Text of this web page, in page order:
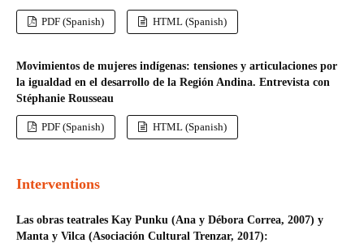
PDF (Spanish) HTML (Spanish)
Movimientos de mujeres indígenas: tensiones y articulaciones por
la igualdad en el desarrollo de la Región Andina. Entrevista con
Stéphanie Rousseau
PDF (Spanish) HTML (Spanish)
Interventions
Las obras teatrales Kay Punku (Ana y Débora Correa, 2007) y
Manta y Vilca (Asociación Cultural Trenzar, 2017):